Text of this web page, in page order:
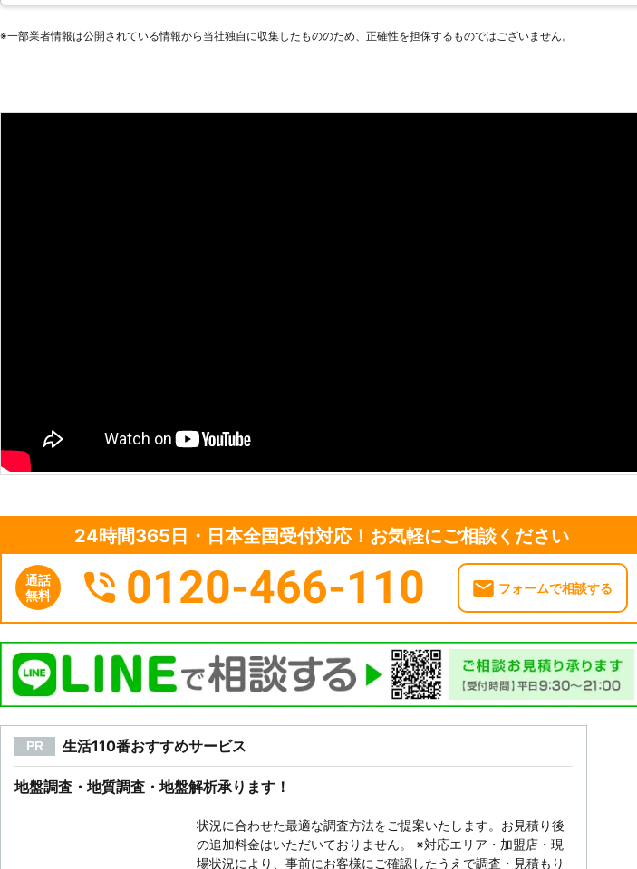
※⼀部業者情報は公開されている情報から当社独⾃に収集したもののため、正確性を担保するものではございません。
24時間365日・日本全国受付対応！お気軽にご相談ください
通話
無料
0120-466-110 フォームで相談する
PR 生活110番おすすめサービス
地盤調査・地質調査・地盤解析承ります！
状況に合わせた最適な調査方法をご提案いたします。お見積り後
の追加料金はいただいておりません。 ※対応エリア・加盟店・現
場状況により、事前にお客様にご確認したうえで調査・見積もり